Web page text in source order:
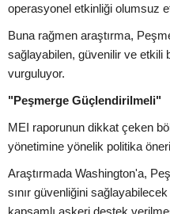
operasyonel etkinliği olumsuz
Buna rağmen araştırma,
sağlayabilen, güvenilir ve etkili
vurguluyor.
"Peşmerge Güçlendirilmeli"
MEI raporunun dikkat çeken
yönetimine yönelik politika
Araştırmada Washington'a,
sınır güvenliğini
kapsamlı askeri destek